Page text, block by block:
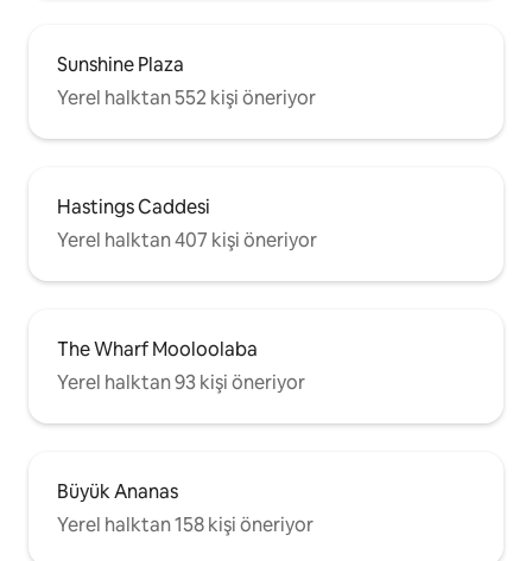
Sunshine Plaza
Yerel halktan 552 kişi öneriyor
Hastings Caddesi
Yerel halktan 407 kişi öneriyor
The Wharf Mooloolaba
Yerel halktan 93 kişi öneriyor
Büyük Ananas
Yerel halktan 158 kişi öneriyor